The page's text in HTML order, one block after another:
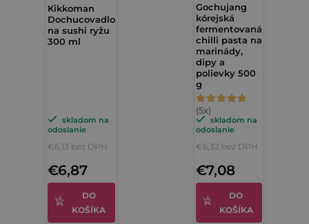
Kikkoman
Dochucovadlo
na sushi ryžu
300 ml
odoslanie
€6,13 bez DPH
€6,87
DO
KOŠÍKA
Gochujang
kórejská
fermentovaná
chilli pasta na
marinády,
dipy a
polievky 500
g
Priemerné
hodnotenie
5,0
odoslanie
€6,32 bez DPH
€7,08
DO
KOŠÍKA